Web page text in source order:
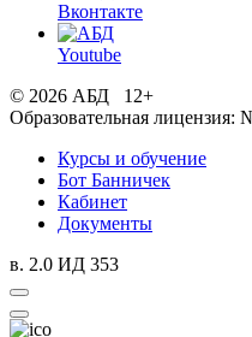
Вконтакте
Youtube
© 2026 АБД 12+
Образовательная
Курсы и обучение
Бот Банничек
Кабинет
Документы
в. 2.0 ИД 353